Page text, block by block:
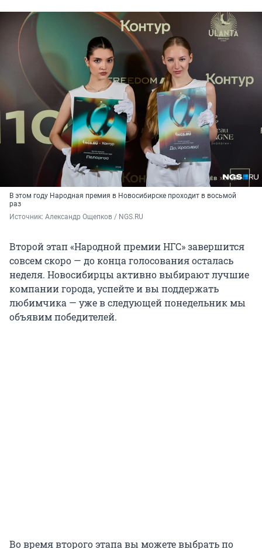
В этом году Народная премия в Новосибирске проходит в восьмой
раз
Источник: Александр Ощепков / NGS.RU
Второй этап «Народной премии НГС» завершится
совсем скоро — до конца голосования осталась
неделя. Новосибирцы активно выбирают лучшие
компании города, успейте и вы поддержать
любимчика — уже в следующей понедельник мы
объявим победителей.
Во время второго этапа вы можете выбрать по